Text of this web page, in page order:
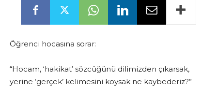
Öğrenci hocasına sorar:
“Hocam, ‘hakikat’ sözcüğünü dilimizden çıkarsak,
yerine ‘gerçek’ kelimesini koysak ne kaybederiz?”